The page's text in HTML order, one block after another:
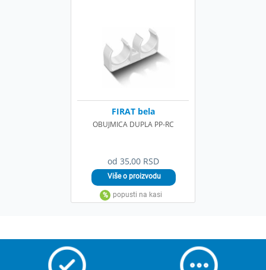
od 35,00 RSD
FIRAT bela
OBUJMICA DUPLA PP-RC